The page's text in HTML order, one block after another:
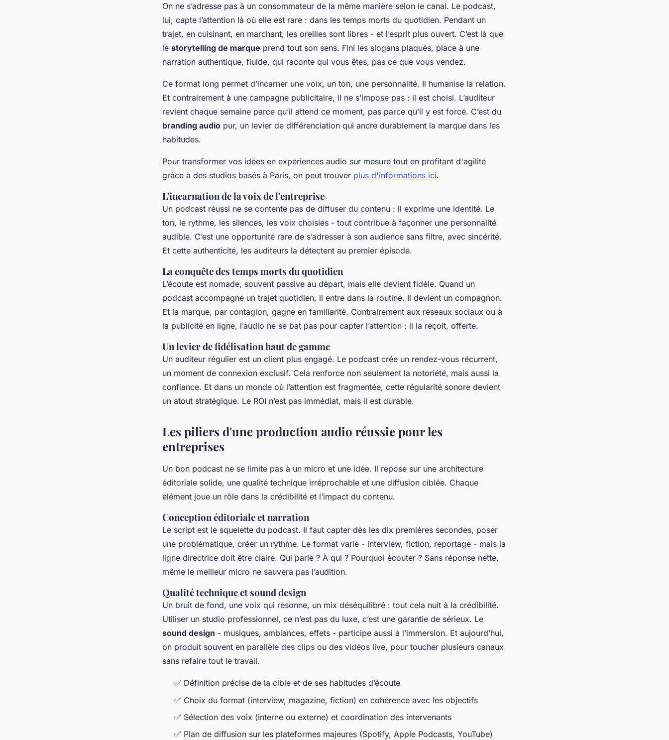
On ne s’adresse pas à un consommateur de la même manière selon le canal. Le podcast,
lui, capte l’attention là où elle est rare : dans les temps morts du quotidien. Pendant un
trajet, en cuisinant, en marchant, les oreilles sont libres - et l’esprit plus ouvert. C’est là que
le storytelling de marque prend tout son sens. Fini les slogans plaqués, place à une
narration authentique, fluide, qui raconte qui vous êtes, pas ce que vous vendez.
Ce format long permet d’incarner une voix, un ton, une personnalité. Il humanise la relation.
Et contrairement à une campagne publicitaire, il ne s’impose pas : il est choisi. L’auditeur
revient chaque semaine parce qu’il attend ce moment, pas parce qu’il y est forcé. C’est du
branding audio pur, un levier de différenciation qui ancre durablement la marque dans les
habitudes.
Pour transformer vos idées en expériences audio sur mesure tout en profitant d'agilité
grâce à des studios basés à Paris, on peut trouver plus d'informations ici.
L'incarnation de la voix de l'entreprise
Un podcast réussi ne se contente pas de diffuser du contenu : il exprime une identité. Le
ton, le rythme, les silences, les voix choisies - tout contribue à façonner une personnalité
audible. C’est une opportunité rare de s’adresser à son audience sans filtre, avec sincérité.
Et cette authenticité, les auditeurs la détectent au premier épisode.
La conquête des temps morts du quotidien
L’écoute est nomade, souvent passive au départ, mais elle devient fidèle. Quand un
podcast accompagne un trajet quotidien, il entre dans la routine. Il devient un compagnon.
Et la marque, par contagion, gagne en familiarité. Contrairement aux réseaux sociaux ou à
la publicité en ligne, l’audio ne se bat pas pour capter l’attention : il la reçoit, offerte.
Un levier de fidélisation haut de gamme
Un auditeur régulier est un client plus engagé. Le podcast crée un rendez-vous récurrent,
un moment de connexion exclusif. Cela renforce non seulement la notoriété, mais aussi la
confiance. Et dans un monde où l’attention est fragmentée, cette régularité sonore devient
un atout stratégique. Le ROI n’est pas immédiat, mais il est durable.
Les piliers d'une production audio réussie pour les
entreprises
Un bon podcast ne se limite pas à un micro et une idée. Il repose sur une architecture
éditoriale solide, une qualité technique irréprochable et une diffusion ciblée. Chaque
élément joue un rôle dans la crédibilité et l’impact du contenu.
Conception éditoriale et narration
Le script est le squelette du podcast. Il faut capter dès les dix premières secondes, poser
une problématique, créer un rythme. Le format varie - interview, fiction, reportage - mais la
ligne directrice doit être claire. Qui parle ? À qui ? Pourquoi écouter ? Sans réponse nette,
même le meilleur micro ne sauvera pas l’audition.
Qualité technique et sound design
Un bruit de fond, une voix qui résonne, un mix déséquilibré : tout cela nuit à la crédibilité.
Utiliser un studio professionnel, ce n’est pas du luxe, c’est une garantie de sérieux. Le
sound design - musiques, ambiances, effets - participe aussi à l’immersion. Et aujourd’hui,
on produit souvent en parallèle des clips ou des vidéos live, pour toucher plusieurs canaux
sans refaire tout le travail.
✅ Définition précise de la cible et de ses habitudes d’écoute
✅ Choix du format (interview, magazine, fiction) en cohérence avec les objectifs
✅ Sélection des voix (interne ou externe) et coordination des intervenants
✅ Plan de diffusion sur les plateformes majeures (Spotify, Apple Podcasts, YouTube)